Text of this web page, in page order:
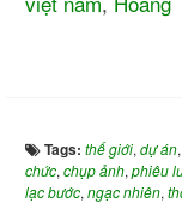
Tags: thế giới, dự án,
chức, chụp ảnh, phiêu
lạc bước, ngạc nhiên,